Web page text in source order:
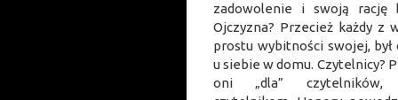
zadowolenie i swoją rację
Ojczyzna? Przecież każdy z
prostu wybitności swojej,
u siebie w domu. Czytelnicy?
oni „dla” czytelników,